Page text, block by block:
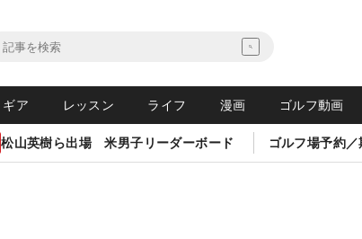
ギア レッスン ライフ 漫画 ゴルフ動画
松山英樹ら出場 米男子リーダーボード ゴルフ場予約